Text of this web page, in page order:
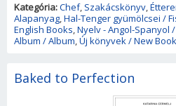
Kategória:Chef, Szakácskönyv,
Alapanyag,Hal-Tenger gyümölcsei /
English Books,Nyelv - Angol-Spanyol
Album / Album,Új könyvek / New
Baked to Perfection